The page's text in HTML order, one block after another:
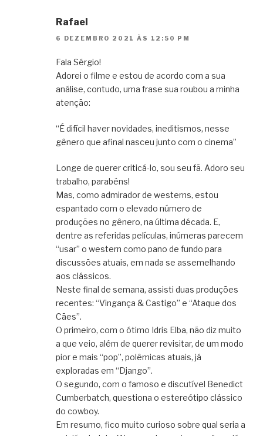
Rafael
6 DEZEMBRO 2021 ÀS 12:50 PM
Fala Sérgio!
Adorei o filme e estou de acordo com a sua
análise, contudo, uma frase sua roubou a minha
atenção:
“É difícil haver novidades, ineditismos, nesse
gênero que afinal nasceu junto com o cinema”
Longe de querer criticá-lo, sou seu fã. Adoro seu
trabalho, parabéns!
Mas, como admirador de westerns, estou
espantado com o elevado número de
produções no gênero, na última década. E,
dentre as referidas películas, inúmeras parecem
“usar” o western como pano de fundo para
discussões atuais, em nada se assemelhando
aos clássicos.
Neste final de semana, assisti duas produções
recentes: “Vingança & Castigo” e “Ataque dos
Cães”.
O primeiro, com o ótimo Idris Elba, não diz muito
a que veio, além de querer revisitar, de um modo
pior e mais “pop”, polêmicas atuais, já
exploradas em “Django”.
O segundo, com o famoso e discutível Benedict
Cumberbatch, questiona o estereótipo clássico
do cowboy.
Em resumo, fico muito curioso sobre qual seria a